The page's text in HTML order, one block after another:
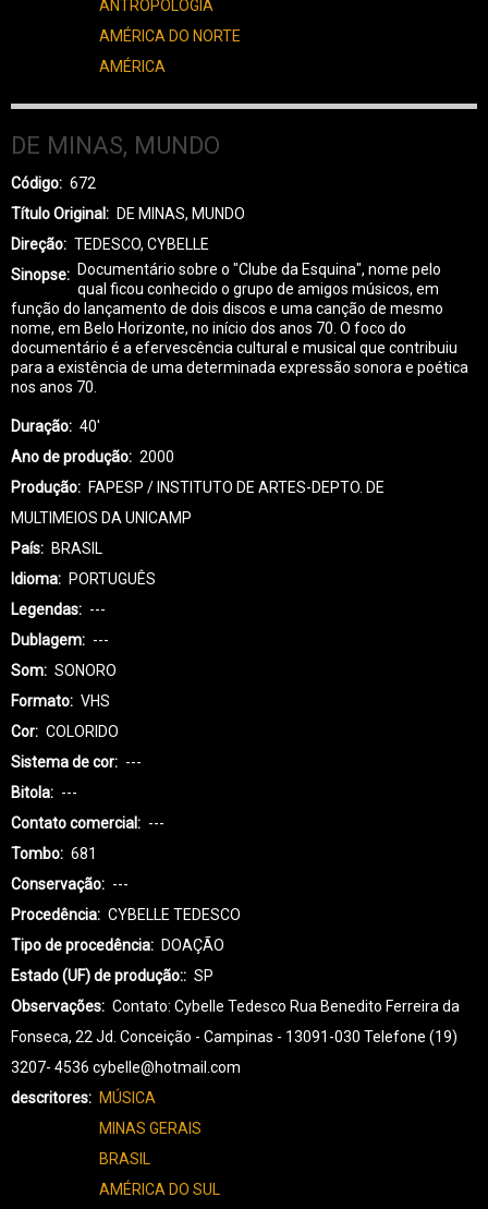
ANTROPOLOGIA
AMÉRICA DO NORTE
AMÉRICA
DE MINAS, MUNDO
Código
672
Título Original
DE MINAS, MUNDO
Direção
TEDESCO, CYBELLE
Sinopse
Documentário sobre o "Clube da Esquina", nome pelo
qual ficou conhecido o grupo de amigos músicos, em
função do lançamento de dois discos e uma canção de mesmo
nome, em Belo Horizonte, no início dos anos 70. O foco do
documentário é a efervescência cultural e musical que contribuiu
para a existência de uma determinada expressão sonora e poética
nos anos 70.
Duração
40'
Ano de produção
2000
Produção
FAPESP / INSTITUTO DE ARTES-DEPTO. DE
MULTIMEIOS DA UNICAMP
País
BRASIL
Idioma
PORTUGUÊS
Legendas
---
Dublagem
---
Som
SONORO
Formato
VHS
Cor
COLORIDO
Sistema de cor
---
Bitola
---
Contato comercial
---
Tombo
681
Conservação
---
Procedência
CYBELLE TEDESCO
Tipo de procedência
DOAÇÃO
Estado (UF) de produção:
SP
Observações
Contato: Cybelle Tedesco Rua Benedito Ferreira da
Fonseca, 22 Jd. Conceição - Campinas - 13091-030 Telefone (19)
3207- 4536 cybelle@hotmail.com
descritores
MÚSICA
MINAS GERAIS
BRASIL
AMÉRICA DO SUL